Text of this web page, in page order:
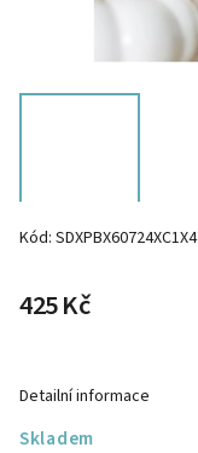
Kód: SDXPBX60724XC1X4
425 Kč
Skladem
Detailní informace